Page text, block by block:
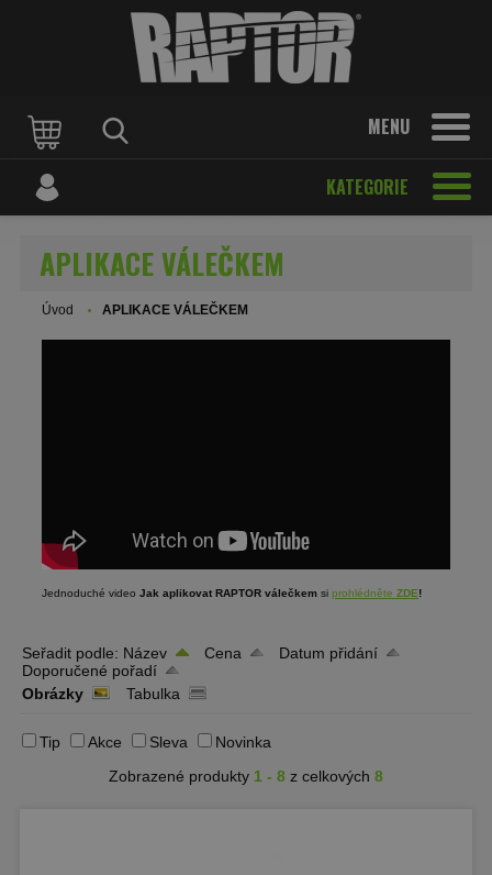
MENU
KATEGORIE
APLIKACE VÁLEČKEM
Úvod APLIKACE VÁLEČKEM
Jednoduché video Jak aplikovat RAPTOR válečkem si prohlédněte ZDE!
Seřadit podle: Název Cena
Datum přidání
Doporučené pořadí
Obrázky
Tabulka
Tip Akce Sleva
Novinka
Zobrazené produkty 1 - 8 z celkových 8